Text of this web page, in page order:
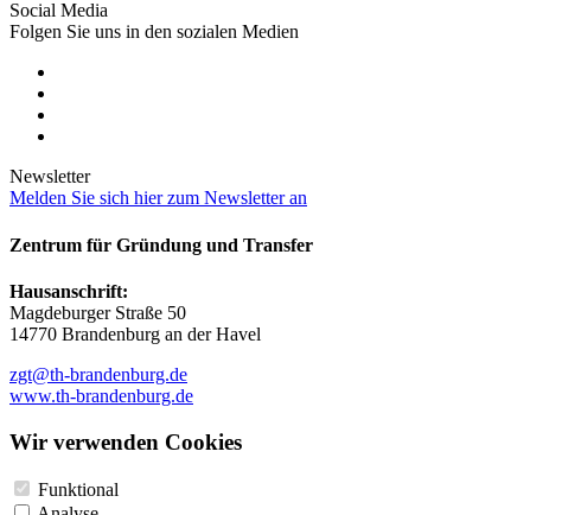
Social Media
Folgen Sie uns in den sozialen Medien
Newsletter
Melden Sie sich hier zum Newsletter an
Zentrum für Gründung und Transfer
Hausanschrift:
Magdeburger Straße 50
14770 Brandenburg an der Havel
zgt@th-brandenburg.de
www.th-brandenburg.de
Wir verwenden Cookies
Funktional